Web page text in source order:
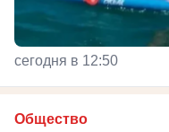
сегодня в 12:50
Общество